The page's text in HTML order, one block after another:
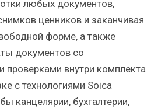
любых документов,
ценников и заканчивая
форме, а также
документов со
внутри комплекта
с технологиями Soica
канцелярии, бухгалтерии,